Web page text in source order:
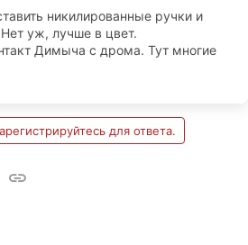
никилированные ручки и
уж, лучше в цвет.
Димыча с дрома. Тут многие
для ответа.
почта